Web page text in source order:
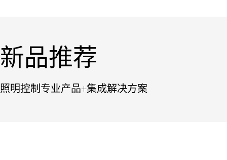
新品推荐
照明控制专业产品+集成解决方案